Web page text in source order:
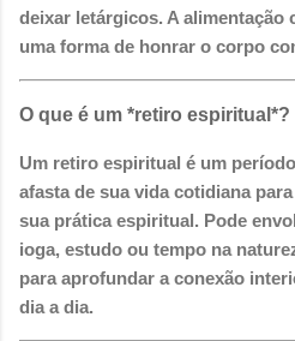
deixar letárgicos. A alimentação
uma forma de honrar o corpo
O que é um *retiro espiritual*?
Um retiro espiritual é um
afasta de sua vida cotidiana
sua prática espiritual. Pode
ioga, estudo ou tempo na
para aprofundar a conexão
dia a dia.